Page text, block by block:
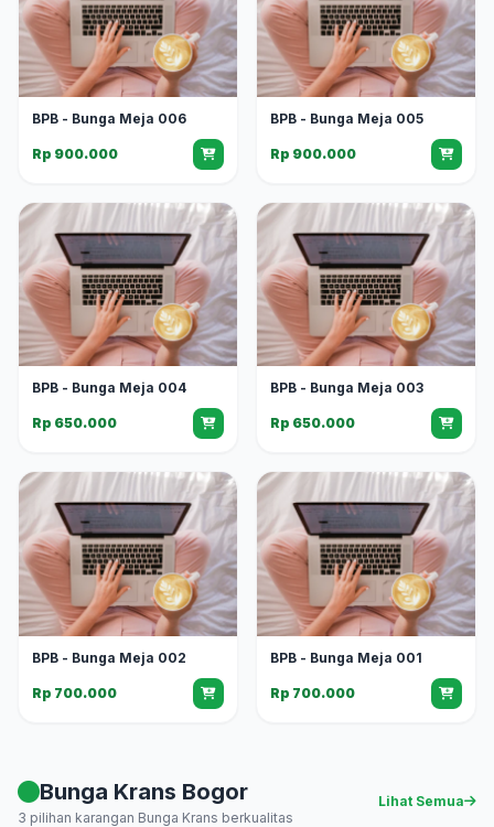
BPB - Bunga Meja 006
Rp 900.000
BPB - Bunga Meja 005
Rp 900.000
BPB - Bunga Meja 004
Rp 650.000
BPB - Bunga Meja 003
Rp 650.000
BPB - Bunga Meja 002
Rp 700.000
BPB - Bunga Meja 001
Rp 700.000
Bunga Krans Bogor
3 pilihan karangan Bunga Krans berkualitas
Lihat Semua